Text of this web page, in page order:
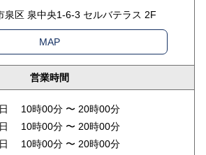
泉区 泉中央1-6-3 セルバテラス 2F
MAP
営業時間
10時00分 〜 20時00分
10時00分 〜 20時00分
10時00分 〜 20時00分